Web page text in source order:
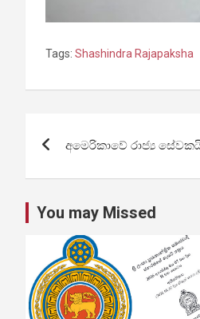
Tags: Shashindra Rajapaksha
navigation
අමෙරිකාවේ රාජ්‍ය
You may Missed